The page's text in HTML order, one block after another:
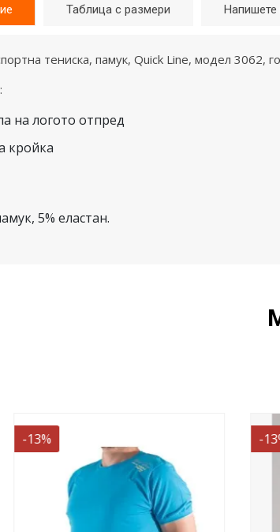
Таблица с размери Напишете
тениска, памук, Quick Line, модел 3062,
на логото отпред
кройка
5% еластан.